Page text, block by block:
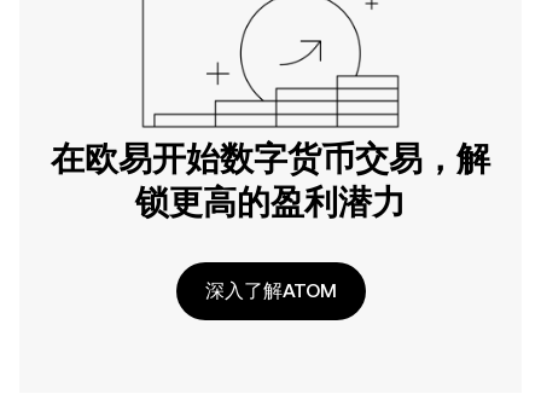
在欧易开始数字货币交易，解
锁更高的盈利潜力
深入了解ATOM